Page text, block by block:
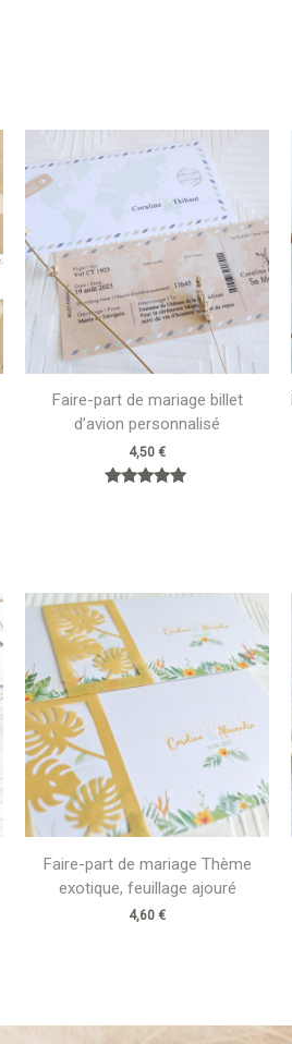
Faire-part de mariage billet
d’avion personnalisé
4,50 €
Faire-part de mariage Thème
exotique, feuillage ajouré
4,60 €